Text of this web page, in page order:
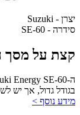
יצרן - Suzuki
סידרה - SE-60
קצת על מסך
בגודל גדול, אך יש
מידע נוסף >